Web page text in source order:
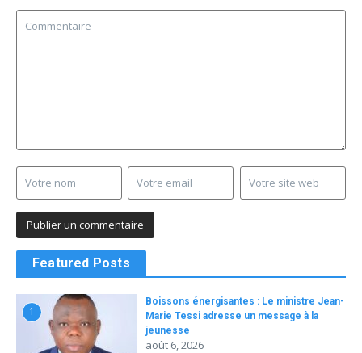
Featured Posts
1
Boissons énergisantes : Le ministre Jean-
Marie Tessi adresse un message à la
jeunesse
août 6, 2026